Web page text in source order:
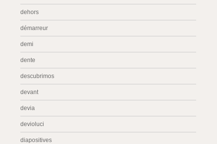
dehors
démarreur
demi
dente
descubrimos
devant
devia
devioluci
diapositives